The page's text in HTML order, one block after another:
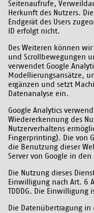
Seitenaufrufe,
Herkunft des Nutzers.
Endgerät des Users
ID erfolgt nicht.
Des Weiteren können
und Scrollbewegungen
verwendet Google
Modellierungsansätze,
ergänzen und setzt
Datenanalyse ein.
Google Analytics
Wiedererkennung des
Nutzerverhaltens
Fingerprinting). Die von
die Benutzung dieser
Server von Google in
Die Nutzung dieses
Einwilligung nach Art. 6
TDDDG. Die
Die Datenübertragung in